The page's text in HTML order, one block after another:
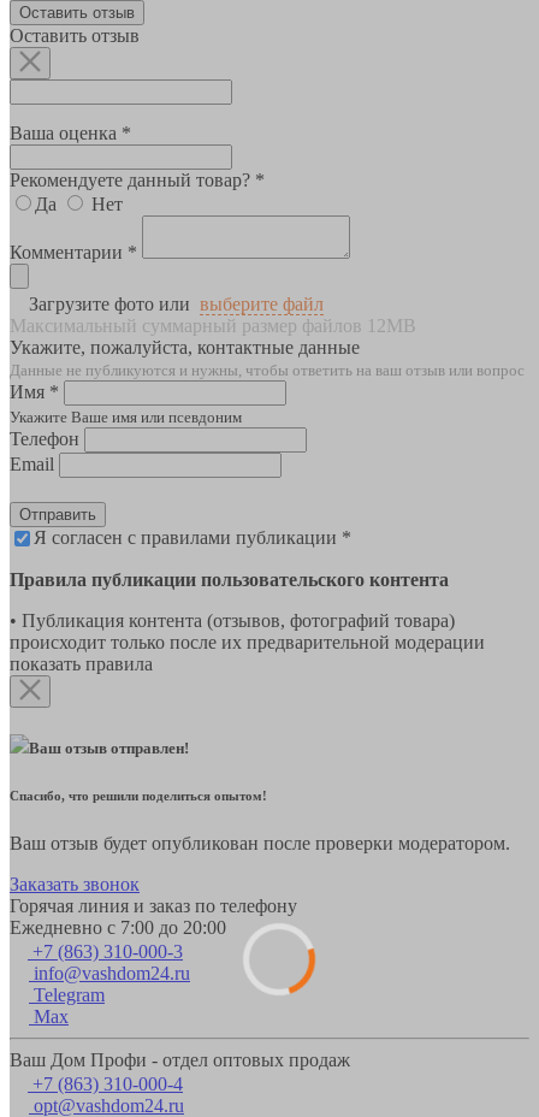
Оставить отзыв
Оставить отзыв
Ваша оценка *
Рекомендуете данный товар? *
Да
Нет
Комментарии *
Загрузите фото или выберите файл
Максимальный суммарный размер файлов 12MB
Укажите, пожалуйста, контактные данные
Данные не публикуются и нужны, чтобы ответить на ваш отзыв или вопрос
Имя *
Укажите Ваше имя или псевдоним
Телефон
Email
Отправить
Я согласен с правилами публикации *
Правила публикации пользовательского контента
• Публикация контента (отзывов, фотографий товара)
происходит только после их предварительной модерации
показать правила
Ваш отзыв отправлен!
Спасибо, что решили поделиться опытом!
Ваш отзыв будет опубликован после проверки модератором.
Заказать звонок
Горячая линия и заказ по телефону
Ежедневно с 7:00 до 20:00
+7 (863) 310-000-3
info@vashdom24.ru
Telegram
Max
Ваш Дом Профи - отдел оптовых продаж
+7 (863) 310-000-4
opt@vashdom24.ru